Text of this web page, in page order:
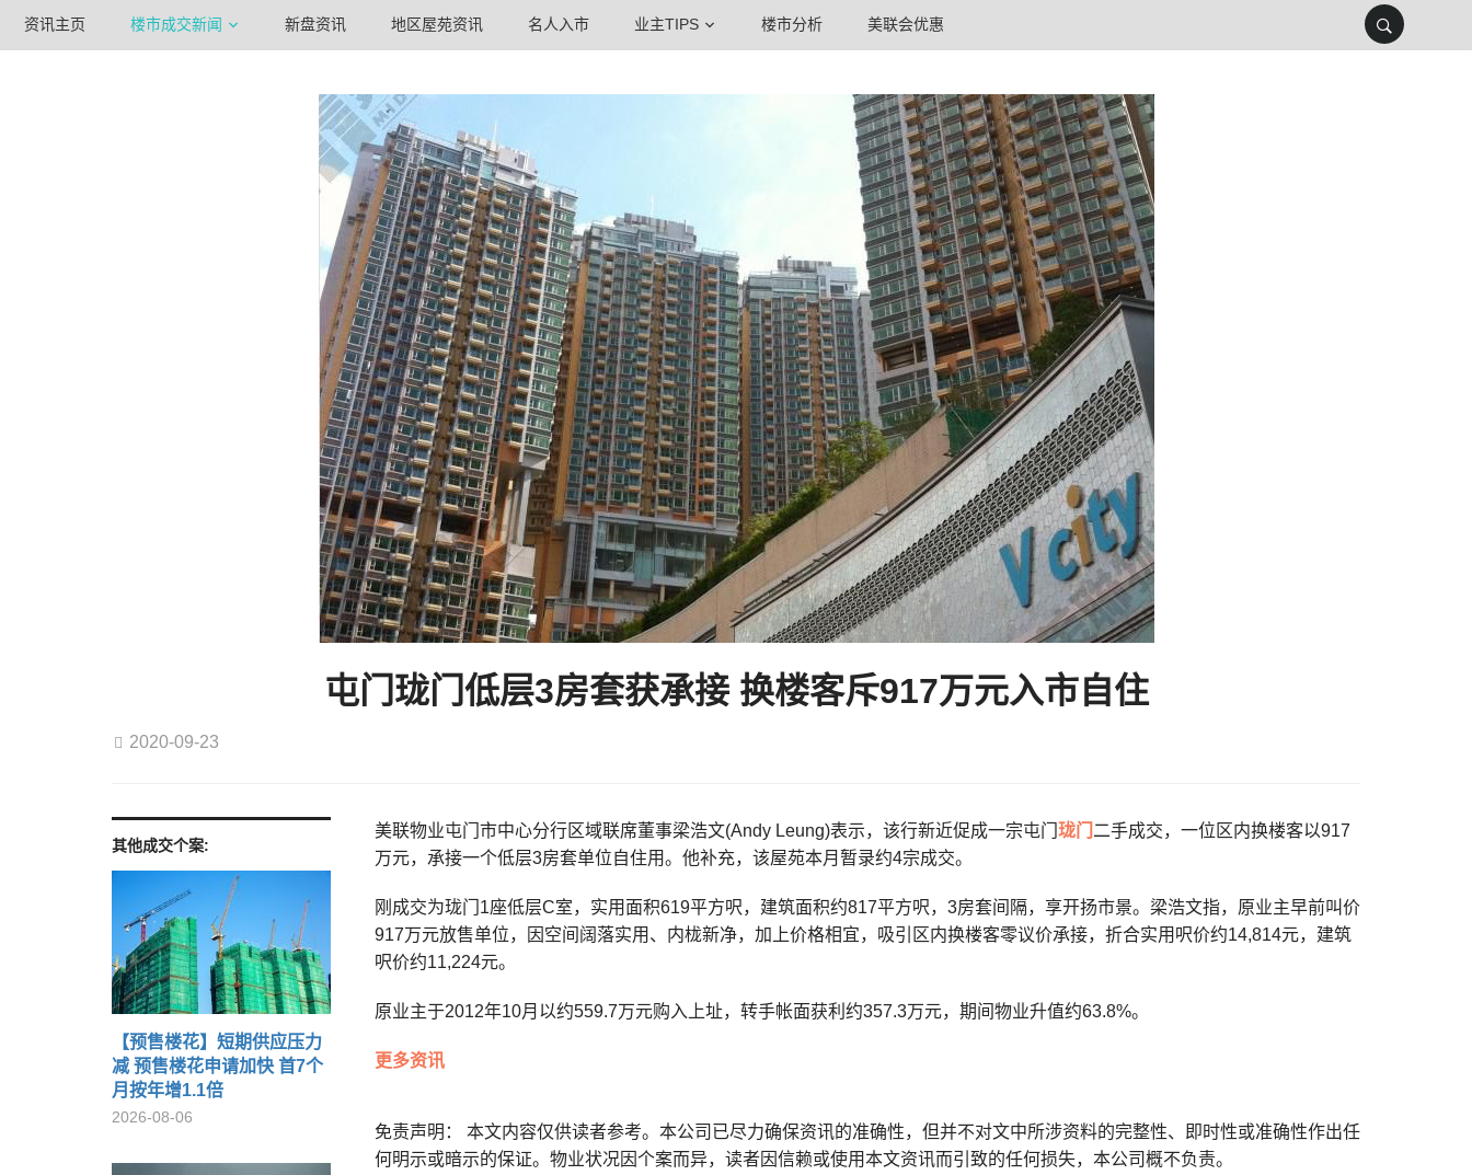
资讯主页 楼市成交新闻 新盘资讯 地区屋苑资讯 名人入市 业主TIPS 楼市分析 美联会优惠
屯门珑门低层3房套获承接 换楼客斥917万元入市自住
2020-09-23
其他成交个案:
【预售楼花】短期供应压力
减 预售楼花申请加快 首7个
月按年增1.1倍
2026-08-06
美联物业屯门市中心分行区域联席董事梁浩文(Andy Leung)表示，该行新近促成一宗屯门 珑门 二手成交，一位区内换楼客以917
万元，承接一个低层3房套单位自住用。他补充，该屋苑本月暂录约4宗成交。
刚成交为珑门1座低层C室，实用面积619平方呎，建筑面积约817平方呎，3房套间隔，享开扬市景。梁浩文指，原业主早前叫价
917万元放售单位，因空间阔落实用、内栊新净，加上价格相宜，吸引区内换楼客零议价承接，折合实用呎价约14,814元，建筑
呎价约11,224元。
原业主于2012年10月以约559.7万元购入上址，转手帐面获利约357.3万元，期间物业升值约63.8%。
更多资讯
免责声明： 本文内容仅供读者参考。本公司已尽力确保资讯的准确性，但并不对文中所涉资料的完整性、即时性或准确性作出任
何明示或暗示的保证。物业状况因个案而异，读者因信赖或使用本文资讯而引致的任何损失，本公司概不负责。